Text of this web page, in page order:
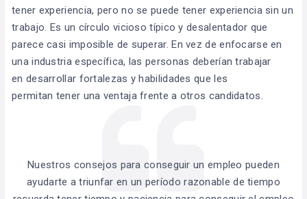
tener experiencia, pero no se puede tener experiencia sin un
trabajo. Es un círculo vicioso típico y desalentador que
parece casi imposible de superar. En vez de enfocarse en
una industria específica, las personas deberían trabajar
en desarrollar fortalezas y habilidades que les
permitan tener una ventaja frente a otros candidatos.
Nuestros consejos para conseguir un empleo pueden
ayudarte a triunfar en un período razonable de tiempo